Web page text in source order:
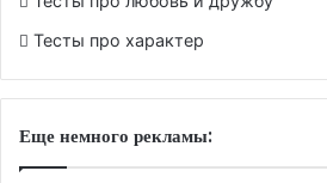
Тесты про характер
Еще немного рекламы: